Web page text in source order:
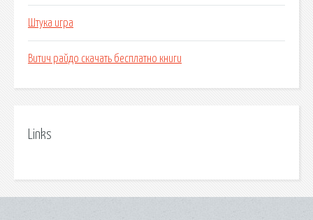
Штука игра
Витич райдо скачать бесплатно книги
Links